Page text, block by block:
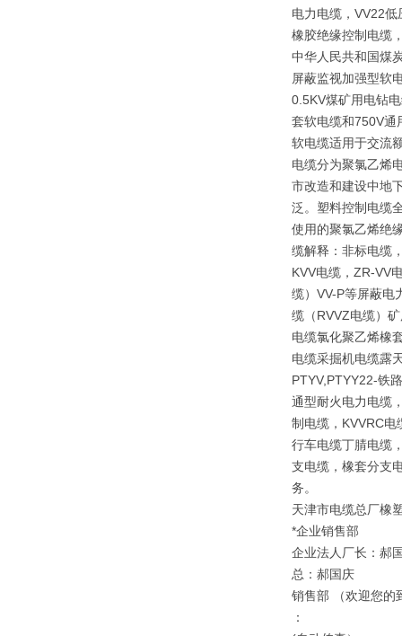
电力电缆，VV22
橡胶绝缘控制电缆
中华人民共和国煤
屏蔽监视加强型软
0.5KV煤矿用电钻
套软电缆和750V通
软电缆适用于交流
电缆分为聚氯乙烯
市改造和建设中地
泛。塑料控制电缆
使用的聚氯乙烯绝
缆解释：非标电缆
KVV电缆，ZR-VV
缆）VV-P等屏蔽电
缆（RVVZ电缆）
电缆氯化聚乙烯橡
电缆采掘机电缆露
PTYV,PTYY22-铁
通型耐火电力电缆
制电缆，KVVRC
行车电缆丁腈电缆
支电缆，橡套分支
务。
天津市电缆总厂橡
*企业销售部
企业法人厂长：郝
总：郝国庆
销售部 （欢迎您的
：